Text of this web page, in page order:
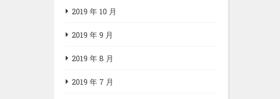
2019 年 10 月
2019 年 9 月
2019 年 8 月
2019 年 7 月